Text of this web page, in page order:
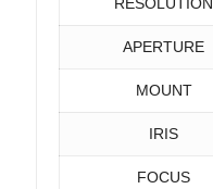
APERTURE
MOUNT
IRIS
FOCUS